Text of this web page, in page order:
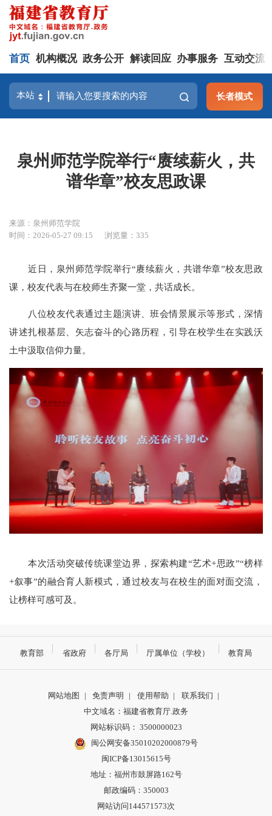
首页 机构概况 政务公开 解读回应 办事服务 互动交流
长者模式
泉州师范学院举行“赓续薪火，共
谱华章”校友思政课
来源：泉州师范学院
时间：2026-05-27 09:15
浏览量：335
近日，泉州师范学院举行“赓续薪火，共谱华章”校友思政
课，校友代表与在校师生齐聚一堂，共话成长。
八位校友代表通过主题演讲、班会情景展示等形式，深情
讲述扎根基层、矢志奋斗的心路历程，引导在校学生在实践沃
土中汲取信仰力量。
本次活动突破传统课堂边界，探索构建“艺术+思政”“榜样
+叙事”的融合育人新模式，通过校友与在校生的面对面交流，
让榜样可感可及。
教育部 省政府 各厅局 厅属单位（学校） 教育局
网站地图 | 免责声明 | 使用帮助 | 联系我们 |
中文域名：福建省教育厅.政务
网站标识码： 3500000023
闽公网安备35010202000879号
闽ICP备13015615号
地址：福州市鼓屏路162号
邮政编码：350003
网站访问144571573次